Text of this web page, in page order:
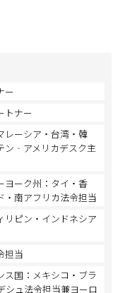
ー
トナー
レーシア・台湾・韓
ン‐アメリカデスク主
ヨーク州：タイ・香
・南アフリカ法令担当
リピン・インドネシア
担当
国：メキシコ・ブラ
シュ法令担当兼ヨーロ